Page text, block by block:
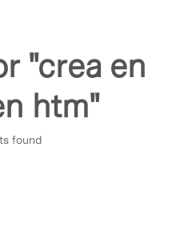
"crea en
htm"
found